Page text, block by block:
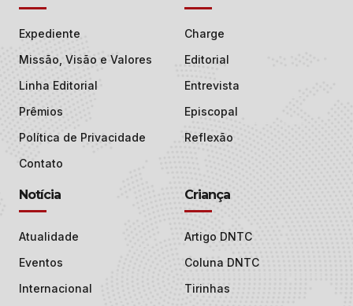
Expediente
Missão, Visão e Valores
Linha Editorial
Prêmios
Política de Privacidade
Contato
Charge
Editorial
Entrevista
Episcopal
Reflexão
Notícia
Atualidade
Eventos
Internacional
Criança
Artigo DNTC
Coluna DNTC
Tirinhas